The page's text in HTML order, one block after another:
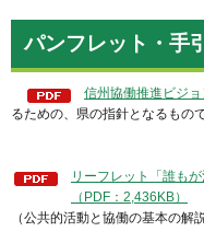
パンフレット・手
信州協働推進ビジョ
るための、県の指針となるもの
リーフレット「誰も
（PDF：2,436KB）
（公共的活動と協働の基本の解